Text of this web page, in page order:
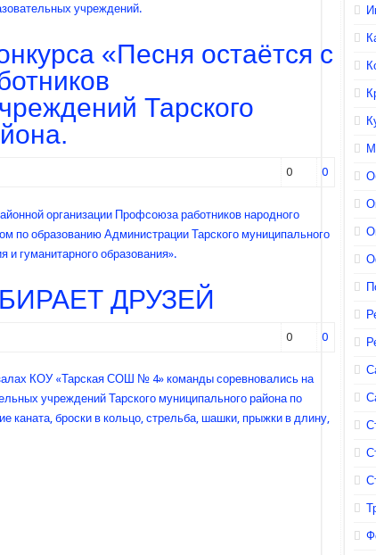
учреждений.
«Песня остаётся с
Тарского
0 0
организации Профсоюза работников народного
по образованию Администрации Тарского муниципального
и гуманитарного образования».
ДРУЗЕЙ
0 0
КОУ «Тарская СОШ № 4» команды соревновались на
учреждений Тарского муниципального района по
каната, броски в кольцо, стрельба, шашки, прыжки в длину,